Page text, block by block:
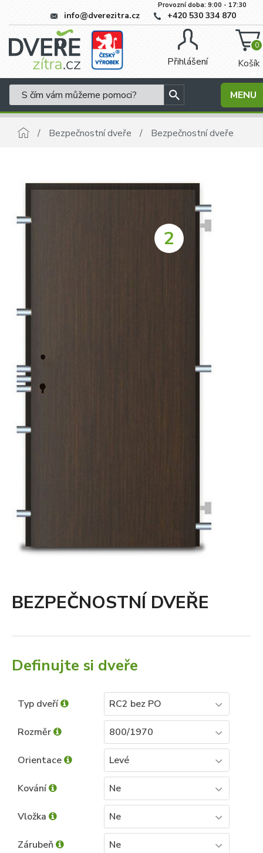
info@dverezitra.cz
Provozní doba: 9:00 - 17:30
+420 530 334 870
Přihlášení
0
Košík
MENU
Bezpečnostní dveře Bezpečnostní dveře
2
BEZPEČNOSTNÍ DVEŘE
Definujte si dveře
Typ dveří RC2 bez PO
Rozměr 800/1970
Orientace Levé
Kování Ne
Vložka Ne
Zárubeň Ne